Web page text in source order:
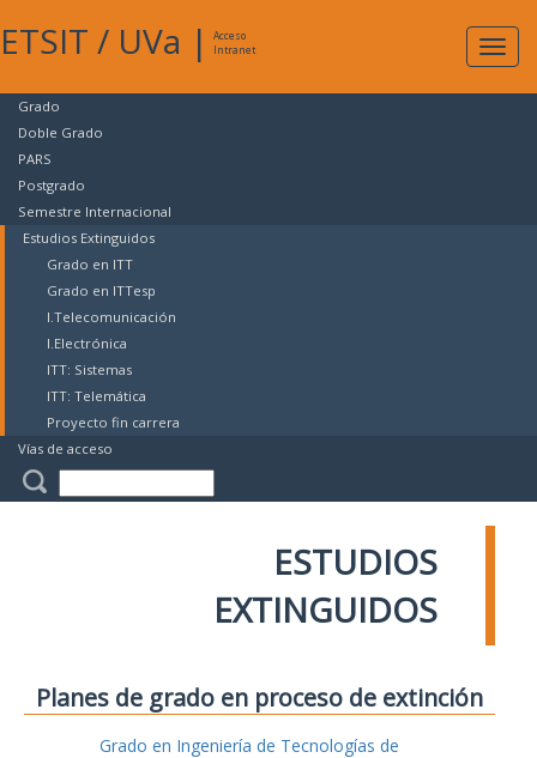
ETSIT / UVa |
Acceso
Intranet
Grado
Doble Grado
PARS
Postgrado
Semestre Internacional
Estudios Extinguidos
Grado en ITT
Grado en ITTesp
I.Telecomunicación
I.Electrónica
ITT: Sistemas
ITT: Telemática
Proyecto fin carrera
Vías de acceso
ESTUDIOS
EXTINGUIDOS
Planes de grado en proceso de extinción
Grado en Ingeniería de Tecnologías de